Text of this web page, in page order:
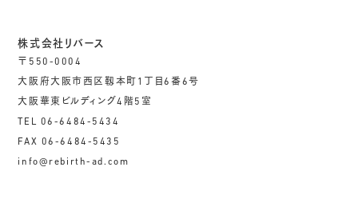
株式会社リバース
〒550-0004
大阪府大阪市西区靱本町1丁目6番6号
大阪華東ビルディング4階5室
TEL 06-6484-5434
FAX 06-6484-5435
info@rebirth-ad.com